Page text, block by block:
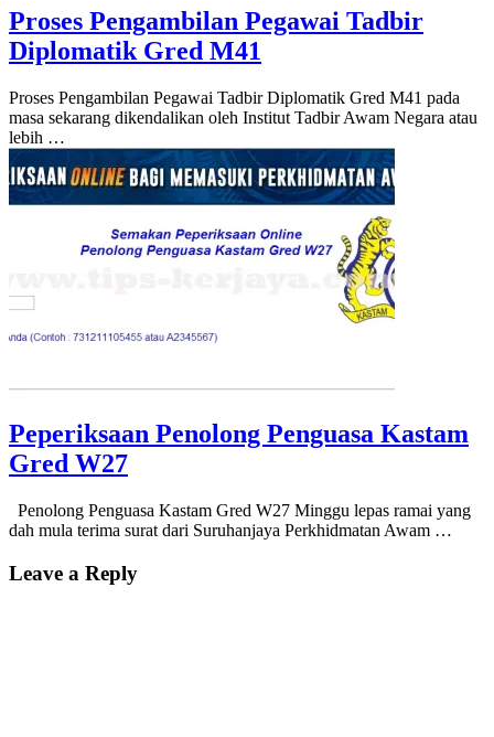
Proses Pengambilan Pegawai Tadbir
Diplomatik Gred M41
Proses Pengambilan Pegawai Tadbir Diplomatik Gred M41 pada
masa sekarang dikendalikan oleh Institut Tadbir Awam Negara atau
lebih …
Peperiksaan Penolong Penguasa Kastam
Gred W27
Penolong Penguasa Kastam Gred W27 Minggu lepas ramai yang
dah mula terima surat dari Suruhanjaya Perkhidmatan Awam …
Leave a Reply